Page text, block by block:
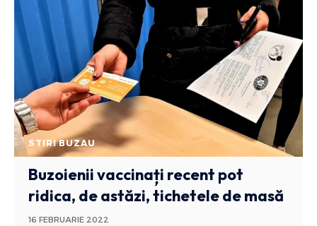
STIRI BUZAU
Buzoienii vaccinați recent pot
ridica, de astăzi, tichetele de masă
16 FEBRUARIE 2022